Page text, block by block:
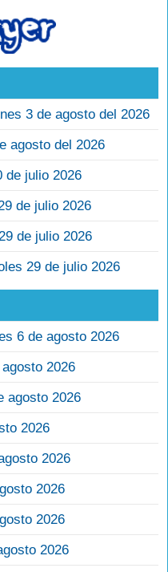
3 de agosto del 2026
agosto del 2026
de julio 2026
de julio 2026
de julio 2026
29 de julio 2026
6 de agosto 2026
2026
agosto 2026
2026
2026
2026
2026
2026